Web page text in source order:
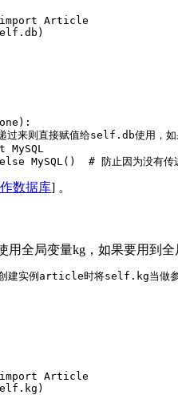
Article
来则直接赋值给self.db使用，如
MySQL
MySQL()  # 防止因为没有传
数据库] 。
全局变量kg，如果要用到全
实例article时将self.kg当做参
Article